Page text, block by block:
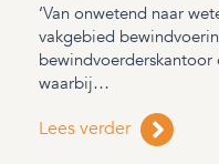
‘Van onwetend naar
vakgebied
waarbij…
Lees verder